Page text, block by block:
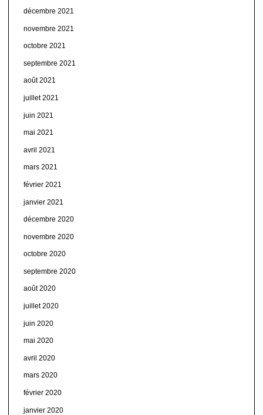
décembre 2021
novembre 2021
octobre 2021
septembre 2021
août 2021
juillet 2021
juin 2021
mai 2021
avril 2021
mars 2021
février 2021
janvier 2021
décembre 2020
novembre 2020
octobre 2020
septembre 2020
août 2020
juillet 2020
juin 2020
mai 2020
avril 2020
mars 2020
février 2020
janvier 2020